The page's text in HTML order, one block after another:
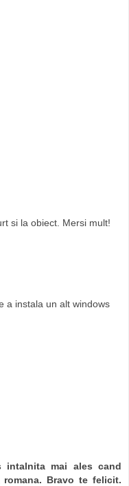
si la obiect. Mersi mult!
a instala un alt windows
intalnita mai ales cand
Bravo te felicit.